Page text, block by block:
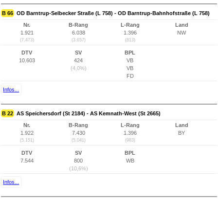
B 66 OD Barntrup-Selbecker Straße (L 758) - OD Barntrup-Bahnhofstraße (L 758)
Nr.
1.921
(7.473)
B-Rang
6.038
(3.657)
L-Rang
1.396
(813)
Land
NW
DTV
10.603
SV
424
(4,0%)
BPL
VB
VB
FD
Infos...
B 22 AS Speichersdorf (St 2184) - AS Kemnath-West (St 2665)
Nr.
1.922
(5.151)
B-Rang
7.430
(5.041)
L-Rang
1.396
(983)
Land
BY
DTV
7.544
SV
800
(10,6%)
BPL
WB
Infos...